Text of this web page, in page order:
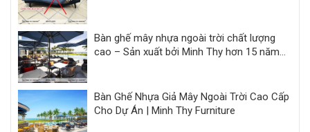
Bàn ghế mây nhựa ngoài trời chất lượng
cao – Sản xuất bởi Minh Thy hơn 15 năm
Bàn Ghế Nhựa Giả Mây Ngoài Trời Cao Cấp
Cho Dự Án | Minh Thy Furniture